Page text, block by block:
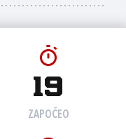
19
ZAPOČEO